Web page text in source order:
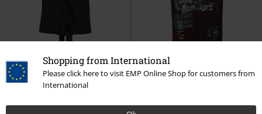
Shopping from International
Please click here to visit EMP Online Shop for customers from
International
% Stock bajo
13,59 €
60% DTO
PVPR39,99 €